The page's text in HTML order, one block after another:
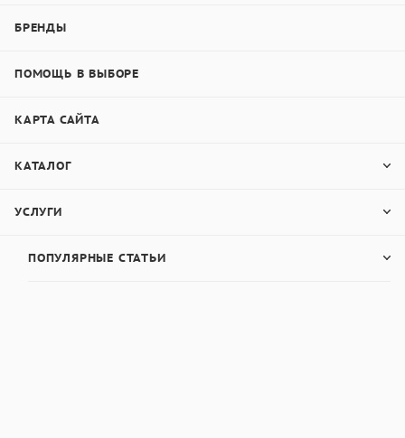
БРЕНДЫ
ПОМОЩЬ В ВЫБОРЕ
КАРТА САЙТА
КАТАЛОГ
УСЛУГИ
ПОПУЛЯРНЫЕ СТАТЬИ